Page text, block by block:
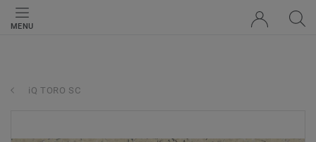
MENU
iQ TORO SC